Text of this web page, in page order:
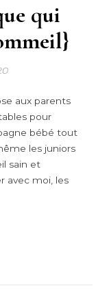
qui
aux parents
pour
bébé tout
les juniors
sain et
avec moi, les